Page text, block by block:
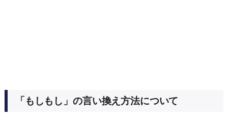
「もしもし」の言い換え方法について